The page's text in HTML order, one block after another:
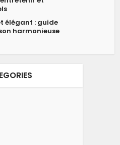
élégant : guide
harmonieuse